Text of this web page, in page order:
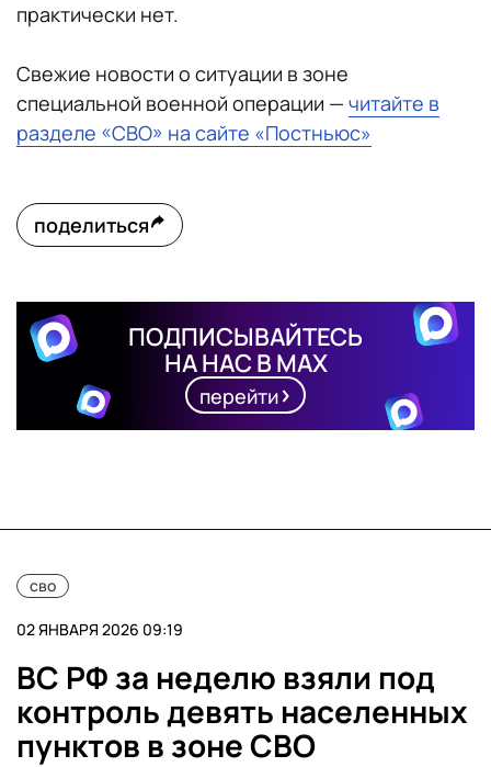
практически нет.
Свежие новости о ситуации в зоне
специальной военной операции — читайте в
разделе «СВО» на сайте «Постньюс»
поделиться
ПОДПИСЫВАЙТЕСЬ
НА НАС В MAX
перейти
сво
02 ЯНВАРЯ 2026 09:19
ВС РФ за неделю взяли под
контроль девять населенных
пунктов в зоне СВО